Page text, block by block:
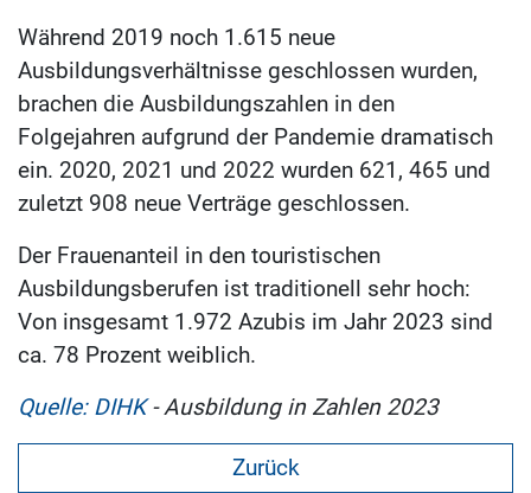
Während 2019 noch 1.615 neue
Ausbildungsverhältnisse geschlossen wurden,
brachen die Ausbildungszahlen in den
Folgejahren aufgrund der Pandemie dramatisch
ein. 2020, 2021 und 2022 wurden 621, 465 und
zuletzt 908 neue Verträge geschlossen.
Der Frauenanteil in den touristischen
Ausbildungsberufen ist traditionell sehr hoch:
Von insgesamt 1.972 Azubis im Jahr 2023 sind
ca. 78 Prozent weiblich.
Quelle: DIHK- Ausbildung in Zahlen 2023
Zurück